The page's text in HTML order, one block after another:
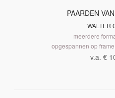
PAARDEN
WALTER
meerdere
opgespannen op
v.a. €